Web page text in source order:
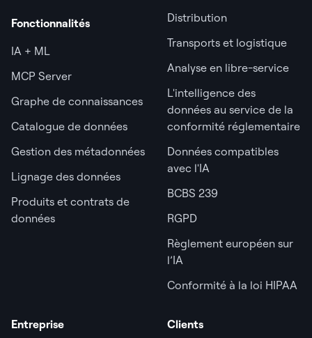
Fonctionnalités
IA + ML
MCP Server
Graphe de connaissances
Catalogue de données
Gestion des métadonnées
Lignage des données
Produits et contrats de
données
Distribution
Transports et logistique
Analyse en libre-service
L'intelligence des
données au service de la
conformité réglementaire
Données compatibles
avec l'IA
BCBS 239
RGPD
Règlement européen sur
l’IA
Conformité à la loi HIPAA
Entreprise
Clients